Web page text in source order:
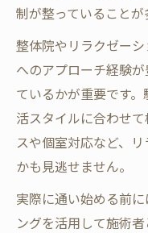
制が整っていることが
整体院やリラクゼー
へのアプローチ経験
ているかが重要です
活スタイルに合わせ
スや個室対応など、
かも見逃せません。
実際に通い始める前
ングを活用して施術